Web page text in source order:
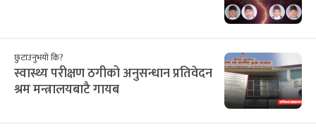
छुटाउनुभयो कि?
स्वास्थ्य परीक्षण ठगीको अनुसन्धान प्रतिवेदन
श्रम मन्त्रालयबाटै गायब